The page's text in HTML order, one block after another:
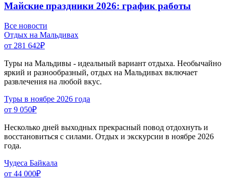
Майские праздники 2026: график работы
Все новости
Отдых на Мальдивах
от 281 642₽
Туры на Мальдивы - идеальный вариант отдыха. Необычайно
яркий и разнообразный, отдых на Мальдивах включает
развлечения на любой вкус.
Туры в ноябре 2026 года
от 9 050₽
Несколько дней выходных прекрасный повод отдохнуть и
восстановиться с силами. Отдых и экскурсии в ноябре 2026
года.
Чудеса Байкала
от 44 000₽